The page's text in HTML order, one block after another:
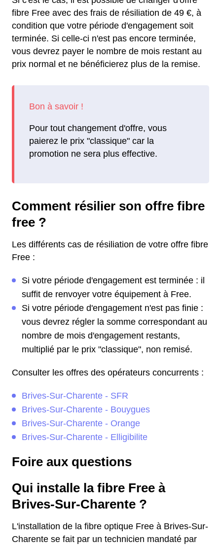
fibre Free avec des frais de résiliation de 49 €, à
condition que votre période d'engagement soit
terminée. Si celle-ci n'est pas encore terminée,
vous devrez payer le nombre de mois restant au
prix normal et ne bénéficierez plus de la remise.
Pour tout changement d'offre, vous
paierez le prix "classique" car la
promotion ne sera plus effective.
Comment résilier son offre fibre
free ?
Les différents cas de résiliation de votre offre fibre
Free :
Si votre période d'engagement est terminée : il
suffit de renvoyer votre équipement à Free.
Si votre période d'engagement n'est pas finie :
vous devrez régler la somme correspondant au
nombre de mois d'engagement restants,
multiplié par le prix "classique", non remisé.
Consulter les offres des opérateurs concurrents :
Brives-Sur-Charente - SFR
Brives-Sur-Charente - Bouygues
Brives-Sur-Charente - Orange
Brives-Sur-Charente - Elligibilite
Foire aux questions
Qui installe la fibre Free à
Brives-Sur-Charente ?
L'installation de la fibre optique Free à Brives-Sur-
Charente se fait par un technicien mandaté par